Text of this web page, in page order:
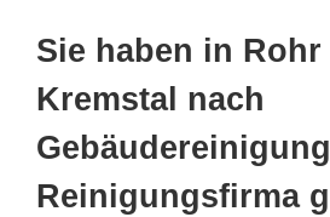
Sie haben in Rohr
Kremstal nach
Reinigungsfirma